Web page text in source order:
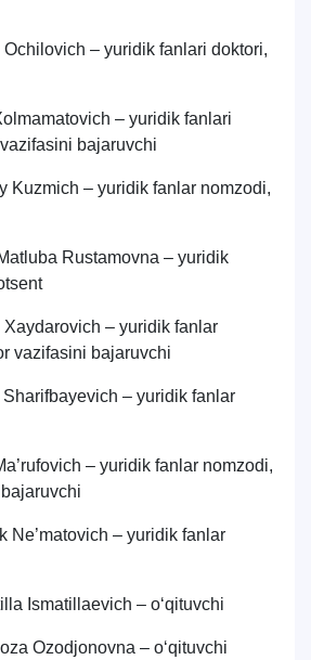
Ochilovich – yuridik fanlari doktori,
– yuridik fanlari
bajaruvchi
Kuzmich – yuridik fanlar nomzodi,
Rustamovna – yuridik
– yuridik fanlar
vazifasini bajaruvchi
– yuridik fanlar
– yuridik fanlar nomzodi,
Ne’matovich – yuridik fanlar
Ismatillaevich – o‘qituvchi
Ozodjonovna – o‘qituvchi